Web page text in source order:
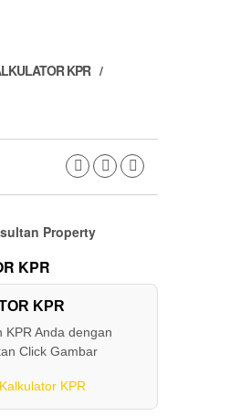
KPR
Property
KPR
KPR
KPR Anda dengan
Click Gambar